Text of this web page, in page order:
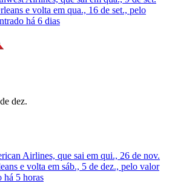
e volta em qua., 16 de set., pelo
há 6 dias
dez.
Airlines, que sai em qui., 26 de nov.
e volta em sáb., 5 de dez., pelo valor
há 5 horas